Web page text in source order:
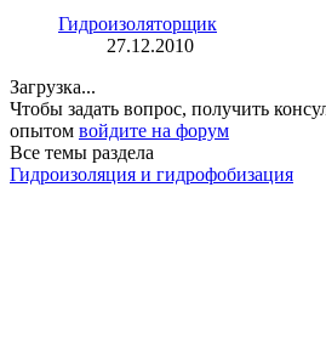
Гидроизоляторщик
27.12.2010
Загрузка...
Чтобы задать вопрос, получить
опытом войдите на форум
Все темы раздела
Гидроизоляция и гидрофобизация